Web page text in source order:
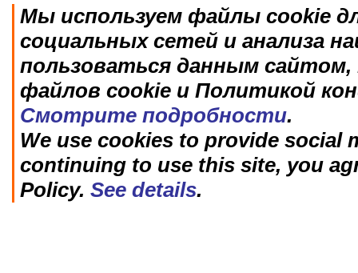
Мы используем файлы cookie
социальных сетей и анализа
пользоваться данным
файлов cookie и Политикой
Смотрите подробности.
We use cookies to provide social
continuing to use this site, you
Policy. See details.